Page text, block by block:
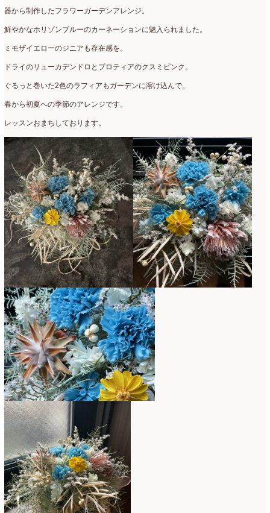
器から制作したフラワーガーデンアレンジ。
鮮やかなホリゾンブルーのカーネーションに魅入られました。
ミモザイエローのジニアも存在感を。
ドライのリューカデンドロとプロティアのクスミピンク。
ぐるっと巻いた2色のラフィアもガーデンに溶け込んで。
春から初夏への季節のアレンジです。
レッスンおまちしております。